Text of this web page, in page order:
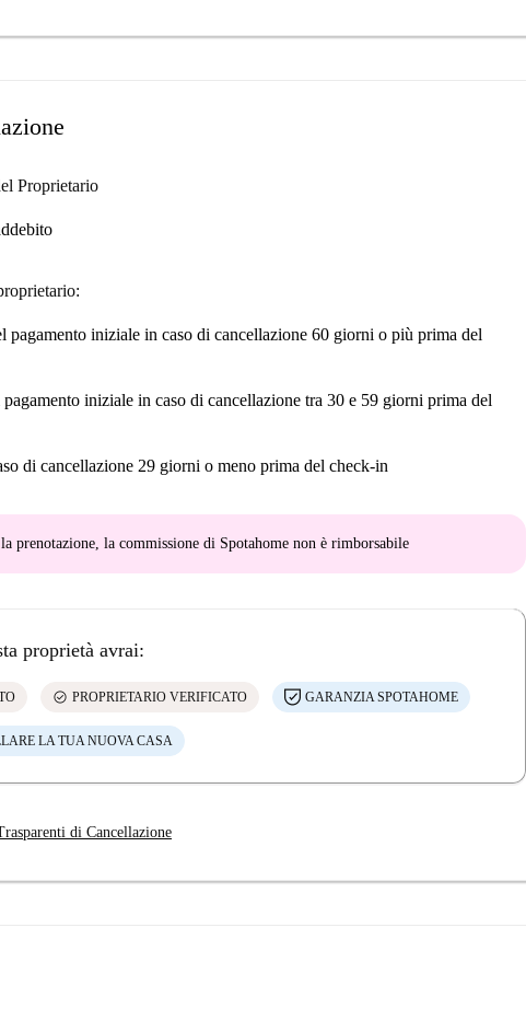
Vecchia Galleria Municipale e la Chiesa di Agios Ioannis Tis Kolonas.
Proprietario
pagamento iniziale in caso di cancellazione 60 giorni o più prima del
iniziale in caso di cancellazione tra 30 e 59 giorni prima del
di cancellazione 29 giorni o meno prima del check-in
prenotazione, la commissione di Spotahome non è rimborsabile
proprietà avrai:
check_circle PROPRIETARIO VERIFICATO GARANZIA SPOTAHOME
LA TUA NUOVA CASA
di Cancellazione